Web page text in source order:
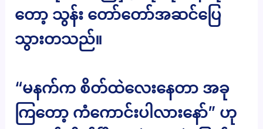
တော့ သွန်း တော်တော်အဆင်ပြေ
သွားတသည်။
“မနက်က စိတ်ထဲလေးနေတာ အခု
ကြတော့ ကံကောင်းပါလားနော်” ဟု